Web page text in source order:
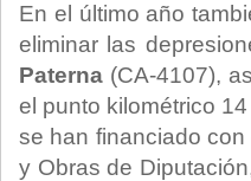
En el último año
eliminar las
Paterna (CA-4107),
el punto kilométrico
se han financiado
y Obras de